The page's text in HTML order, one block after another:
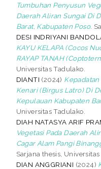
Tumbuhan Penyusun
Daerah Aliran Sungai Di
Barat, Kabupaten Poso.
DESI INDRIYANI
KAYU KELAPA (Cocos
RAYAP TANAH
Universitas Tadulako.
DIANTI (2024)
Kenari (Birgus Latro) Di
Kepulauan Kabupaten
Universitas Tadulako.
DIAH NATASYA ARIF
Vegetasi Pada Daerah
Cagar Alam Pangi
Sarjana thesis, Universitas
DIAN ANGGRIANI (2024)